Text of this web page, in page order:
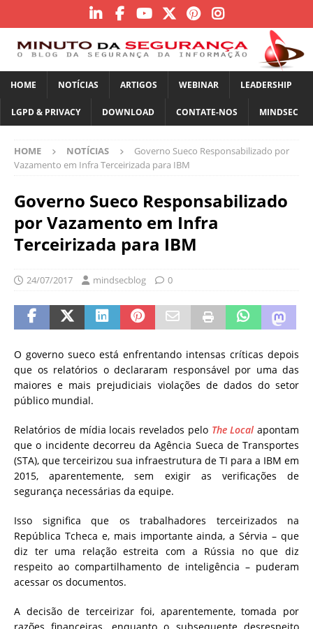
HOME NOTÍCIAS ARTIGOS WEBINAR LEADERSHIP
LGPD & PRIVACY DOWNLOAD CONTATE-NOS MINDSEC
HOME NOTÍCIAS
Governo Sueco Responsabilizado por
Vazamento em Infra Terceirizada para IBM
Governo Sueco Responsabilizado
por Vazamento em Infra
Terceirizada para IBM
24/07/2017 mindsecblog 0
O governo sueco está enfrentando intensas críticas depois
que os relatórios o declararam responsável por uma das
maiores e mais prejudiciais violações de dados do setor
público mundial.
Relatórios de mídia locais revelados pelo The Local apontam
que o incidente decorreu da Agência Sueca de Transportes
(STA), que terceirizou sua infraestrutura de TI para a IBM em
2015, aparentemente, sem exigir as verificações de
segurança necessárias da equipe.
Isso significa que os trabalhadores terceirizados na
República Tcheca e, mais importante ainda, a Sérvia – que
diz ter uma relação estreita com a Rússia no que diz
respeito ao compartilhamento de inteligência – puderam
acessar os documentos.
A decisão de terceirizar foi, aparentemente, tomada por